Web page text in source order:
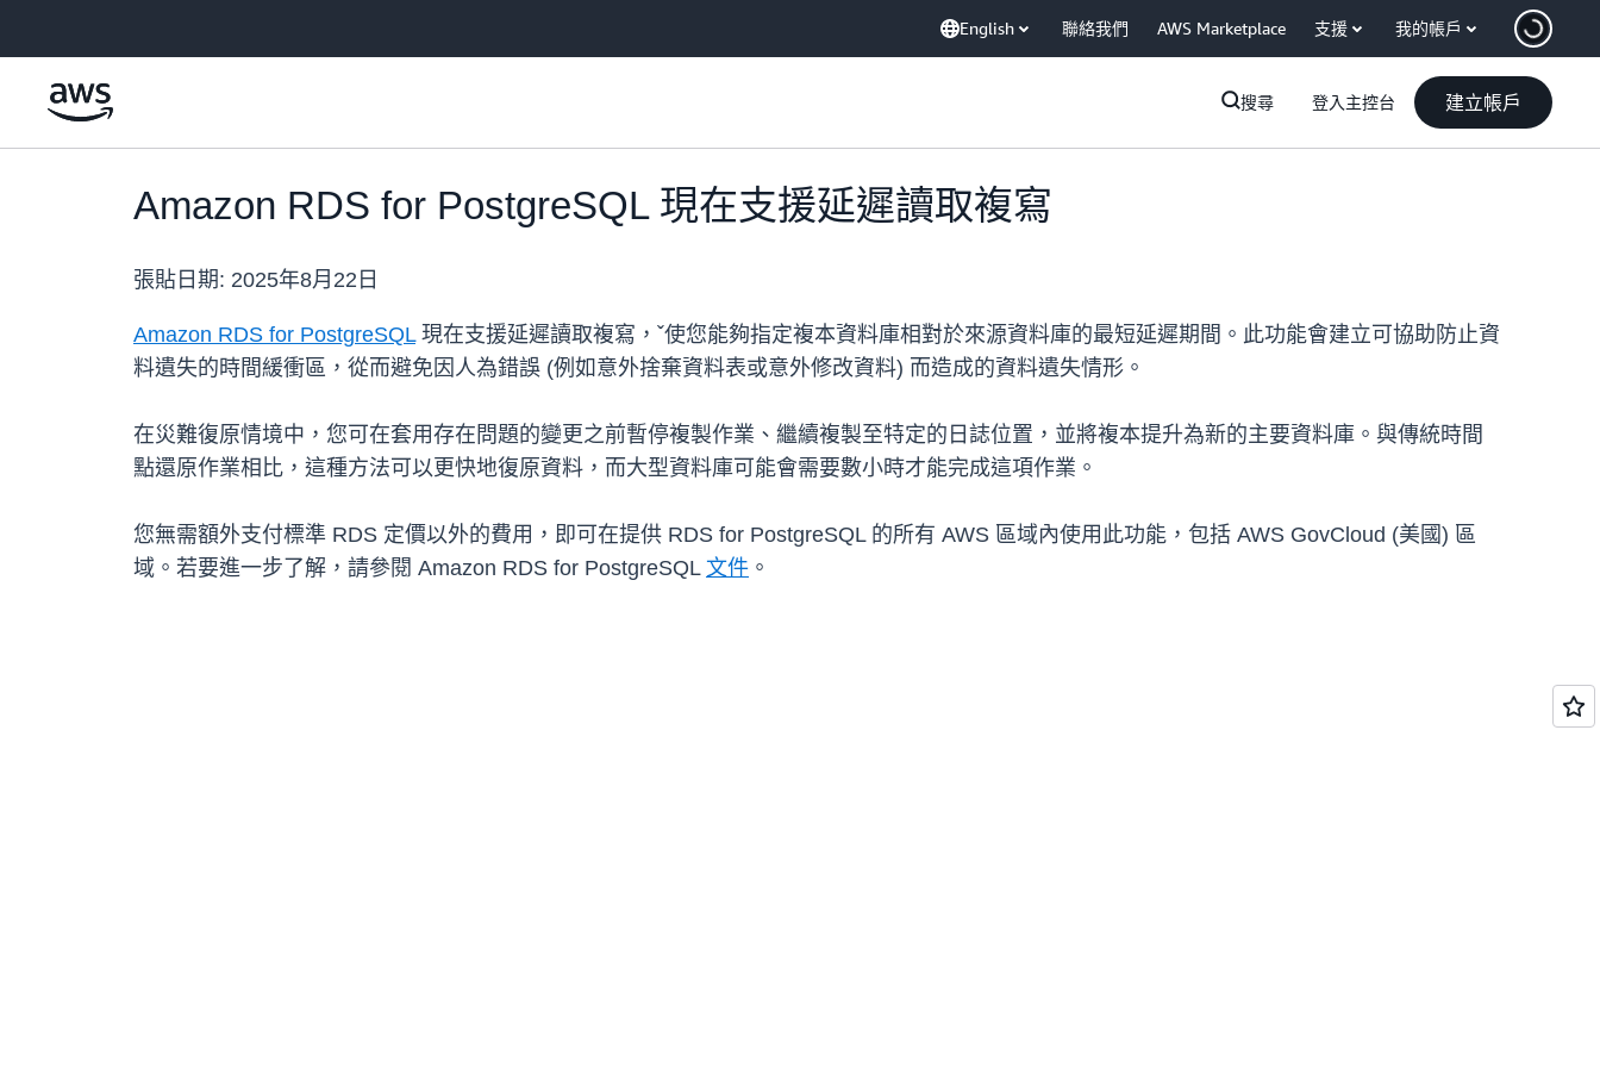
English 聯絡我們 AWS Marketplace 支援 我的帳戶
搜尋 登入主控台 建立帳戶
Amazon RDS for PostgreSQL 現在支援延遲讀取複寫
張貼日期: 2025年8月22日
Amazon RDS for PostgreSQL現在支援延遲讀取複寫，ˇ使您能夠指定複本資料庫相對於來源資料庫的最短延遲期間。此功能會建立可協助防止資
料遺失的時間緩衝區，從而避免因人為錯誤 (例如意外捨棄資料表或意外修改資料) 而造成的資料遺失情形。
在災難復原情境中，您可在套用存在問題的變更之前暫停複製作業、繼續複製至特定的日誌位置，並將複本提升為新的主要資料庫。與傳統時間
點還原作業相比，這種方法可以更快地復原資料，而大型資料庫可能會需要數小時才能完成這項作業。
您無需額外支付標準 RDS 定價以外的費用，即可在提供 RDS for PostgreSQL 的所有 AWS 區域內使用此功能，包括 AWS GovCloud (美國) 區
域。若要進一步了解，請參閱 Amazon RDS for PostgreSQL 文件 。